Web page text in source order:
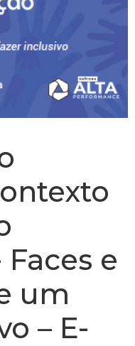
e
um
– E-